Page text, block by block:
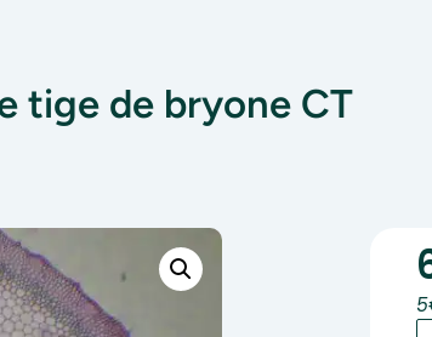
tige de bryone CT